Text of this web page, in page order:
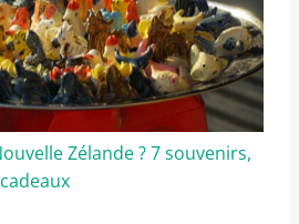
Zélande ? 7 souvenirs,